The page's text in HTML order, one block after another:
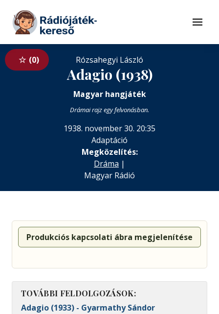
Tovább a tartalomhoz
Menü
0 Rózsahegyi László
Adagio (1938)
Magyar hangjáték
Drámai rajz egy felvonásban.
1938. november 30. 20:35
Adaptáció
Megközelítés:
Dráma |
Magyar Rádió
Produkciós kapcsolati ábra megjelenítése
TOVÁBBI FELDOLGOZÁSOK:
Adagio (1933) - Gyarmathy Sándor